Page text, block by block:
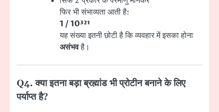
फिर भी संभाव्यता आती है:
1 / 10³²¹
यह संख्या इतनी छोटी है कि व्यवहार में इसका होना
असंभवहै।
Q4. क्या इतना बड़ा ब्रह्मांड भी प्रोटीन बनाने के लिए
पर्याप्त है?